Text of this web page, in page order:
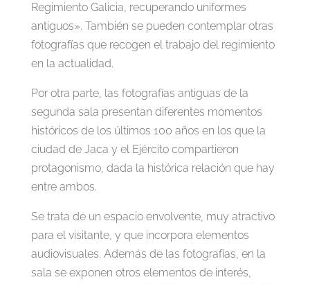
Regimiento Galicia, recuperando uniformes
antiguos». También se pueden contemplar otras
fotografías que recogen el trabajo del regimiento
en la actualidad.
Por otra parte, las fotografías antiguas de la
segunda sala presentan diferentes momentos
históricos de los últimos 100 años en los que la
ciudad de Jaca y el Ejército compartieron
protagonismo, dada la histórica relación que hay
entre ambos.
Se trata de un espacio envolvente, muy atractivo
para el visitante, y que incorpora elementos
audiovisuales. Además de las fotografías, en la
sala se exponen otros elementos de interés,